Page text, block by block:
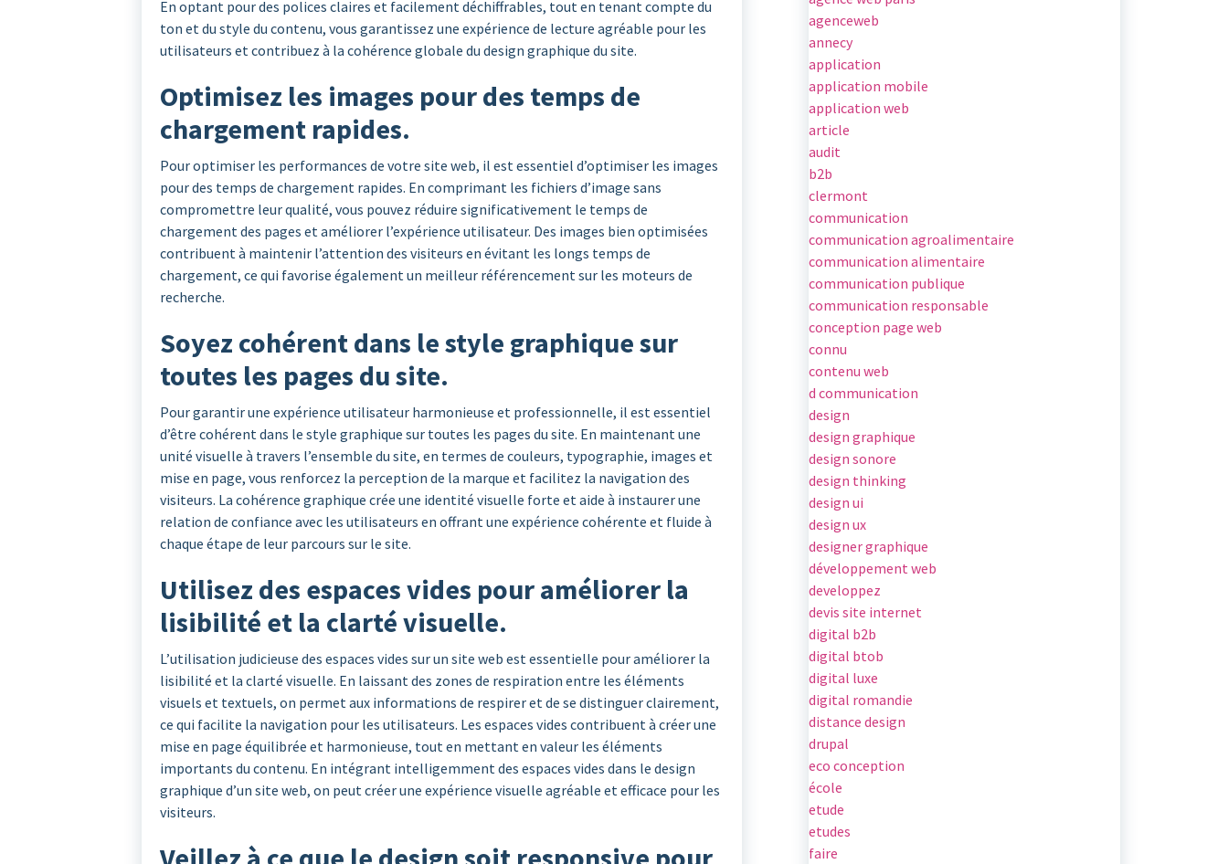
En optant pour des polices claires et facilement déchiffrables, tout en tenant compte du
ton et du style du contenu, vous garantissez une expérience de lecture agréable pour les
utilisateurs et contribuez à la cohérence globale du design graphique du site.
Optimisez les images pour des temps de
chargement rapides.
Pour optimiser les performances de votre site web, il est essentiel d’optimiser les images
pour des temps de chargement rapides. En comprimant les fichiers d’image sans
compromettre leur qualité, vous pouvez réduire significativement le temps de
chargement des pages et améliorer l’expérience utilisateur. Des images bien optimisées
contribuent à maintenir l’attention des visiteurs en évitant les longs temps de
chargement, ce qui favorise également un meilleur référencement sur les moteurs de
recherche.
Soyez cohérent dans le style graphique sur
toutes les pages du site.
Pour garantir une expérience utilisateur harmonieuse et professionnelle, il est essentiel
d’être cohérent dans le style graphique sur toutes les pages du site. En maintenant une
unité visuelle à travers l’ensemble du site, en termes de couleurs, typographie, images et
mise en page, vous renforcez la perception de la marque et facilitez la navigation des
visiteurs. La cohérence graphique crée une identité visuelle forte et aide à instaurer une
relation de confiance avec les utilisateurs en offrant une expérience cohérente et fluide à
chaque étape de leur parcours sur le site.
Utilisez des espaces vides pour améliorer la
lisibilité et la clarté visuelle.
L’utilisation judicieuse des espaces vides sur un site web est essentielle pour améliorer la
lisibilité et la clarté visuelle. En laissant des zones de respiration entre les éléments
visuels et textuels, on permet aux informations de respirer et de se distinguer clairement,
ce qui facilite la navigation pour les utilisateurs. Les espaces vides contribuent à créer une
mise en page équilibrée et harmonieuse, tout en mettant en valeur les éléments
importants du contenu. En intégrant intelligemment des espaces vides dans le design
graphique d’un site web, on peut créer une expérience visuelle agréable et efficace pour les
visiteurs.
agenceweb
annecy
application
application mobile
application web
article
audit
b2b
clermont
communication
communication agroalimentaire
communication alimentaire
communication publique
communication responsable
conception page web
connu
contenu web
d communication
design
design graphique
design sonore
design thinking
design ui
design ux
designer graphique
développement web
developpez
devis site internet
digital b2b
digital btob
digital luxe
digital romandie
distance design
drupal
eco conception
école
etude
etudes
faire